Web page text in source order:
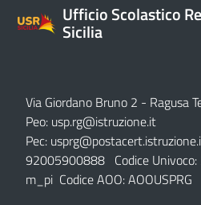
Ufficio Scolastico
Sicilia
Via Giordano Bruno 2 - Ragusa
Peo: usp.rg@istruzione.it
Pec:
92005900888 Codice
m_pi Codice AOO: AOOUSPRG